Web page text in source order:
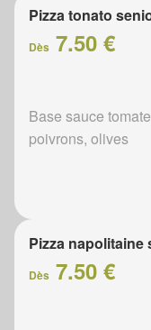
Pizza tonato
Dès 7.50 €
Base sauce
poivrons, olives
Pizza napolitaine
Dès 7.50 €